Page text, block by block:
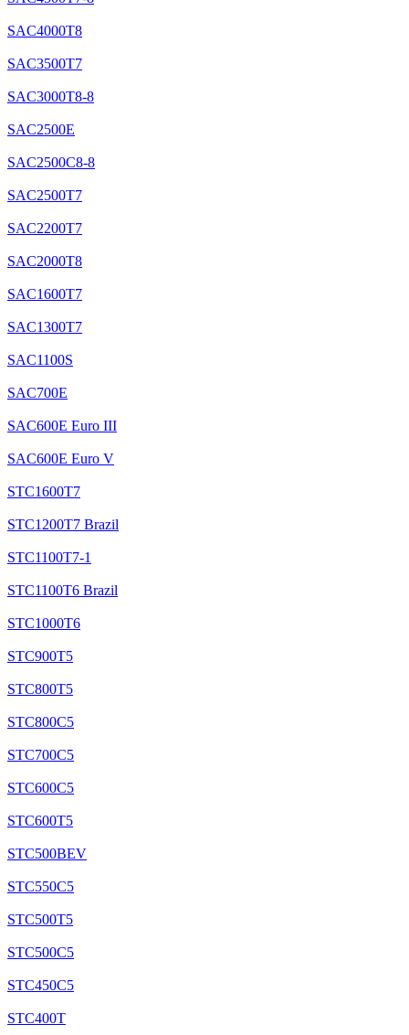
SAC4000T8
SAC3500T7
SAC3000T8-8
SAC2500E
SAC2500C8-8
SAC2500T7
SAC2200T7
SAC2000T8
SAC1600T7
SAC1300T7
SAC1100S
SAC700E
SAC600E Euro III
SAC600E Euro V
STC1600T7
STC1200T7 Brazil
STC1100T7-1
STC1100T6 Brazil
STC1000T6
STC900T5
STC800T5
STC800C5
STC700C5
STC600C5
STC600T5
STC500BEV
STC550C5
STC500T5
STC500C5
STC450C5
STC400T